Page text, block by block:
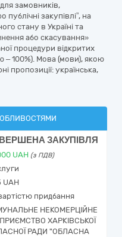
замовників,
закупівлі”, на
стану в Україні та
або скасування»
процедури відкритих
– 100%). Мова (мови), якою
пропозиції: українська,
ЗАКУПІВЛЯ
UAH (з ПДВ)
UAH
придбання
НЕКОМЕРЦІЙНЕ
ХАРКІВСЬКОЇ
РАДИ "ОБЛАСНА